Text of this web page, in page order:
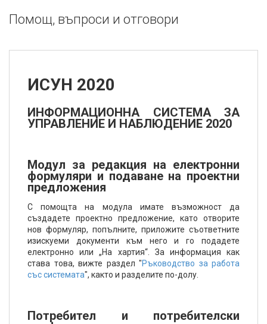
Помощ, въпроси и отговори
ИСУН 2020
ИНФОРМАЦИОННА СИСТЕМА ЗА
УПРАВЛЕНИЕ И НАБЛЮДЕНИЕ 2020
Модул за редакция на електронни
формуляри и подаване на проектни
предложения
С помощта на модула имате възможност да
създадете проектно предложение, като отворите
нов формуляр, попълните, приложите съответните
изискуеми документи към него и го подадете
електронно или „На хартия“. За информация как
става това, вижте раздел "Ръководство за работа
със системата", както и разделите по-долу.
Потребител и потребителски